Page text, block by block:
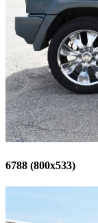
6788 (800x533)